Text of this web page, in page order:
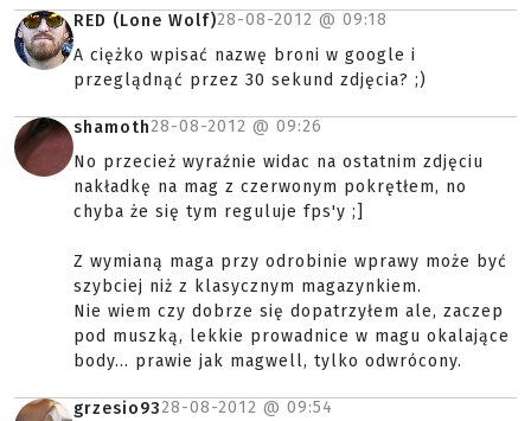
RED (Lone Wolf)28-08-2012 @ 09:18
A ciężko wpisać nazwę broni w google i
przeglądnąć przez 30 sekund zdjęcia? ;)
shamoth28-08-2012 @ 09:26
No przecież wyraźnie widac na ostatnim zdjęciu
nakładkę na mag z czerwonym pokrętłem, no
chyba że się tym reguluje fps'y ;]
Z wymianą maga przy odrobinie wprawy może być
szybciej niż z klasycznym magazynkiem.
Nie wiem czy dobrze się dopatrzyłem ale, zaczep
pod muszką, lekkie prowadnice w magu okalające
body... prawie jak magwell, tylko odwrócony.
grzesio9328-08-2012 @ 09:54